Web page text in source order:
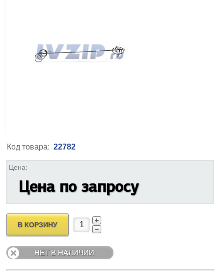
Код товара: 22782
Цена:
Цена по запросу
В КОРЗИНУ
НЕТ В НАЛИЧИИ